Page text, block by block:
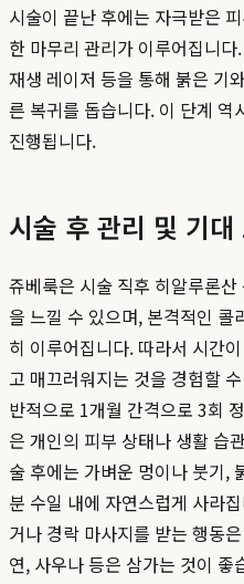
시술이 끝난 후에는 자극받은
한 마무리 관리가 이루어집니
재생 레이저 등을 통해 붉은 기
른 복귀를 돕습니다. 이 단계 역
진행됩니다.
시술 후 관리 및 기대
쥬베룩은 시술 직후 히알루론
을 느낄 수 있으며, 본격적인
히 이루어집니다. 따라서 시간
고 매끄러워지는 것을 경험할
반적으로 1개월 간격으로 3회
은 개인의 피부 상태나 생활 습
술 후에는 가벼운 멍이나 붓기,
분 수일 내에 자연스럽게 사라
거나 경락 마사지를 받는 행동
연, 사우나 등은 삼가는 것이 좋